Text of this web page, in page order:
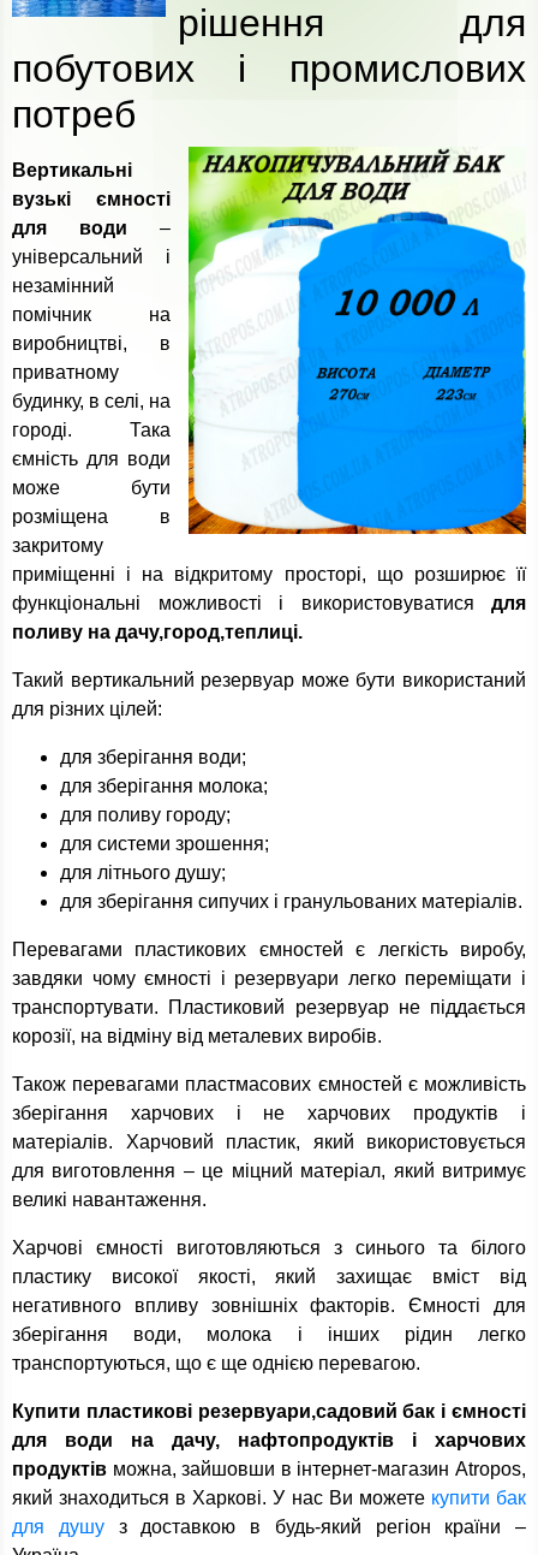
рішення для
побутових і промислових
потреб
Вертикальні
вузькі ємності
для води –
універсальний і
незамінний
помічник на
виробництві, в
приватному
будинку, в селі, на
городі. Така
ємність для води
може бути
розміщена в
закритому
приміщенні і на відкритому просторі, що розширює її
функціональні можливості і використовуватися для
поливу на дачу,город,теплиці.
Такий вертикальний резервуар може бути використаний
для різних цілей:
для зберігання води;
для зберігання молока;
для поливу городу;
для системи зрошення;
для літнього душу;
для зберігання сипучих і гранульованих матеріалів.
Перевагами пластикових ємностей є легкість виробу,
завдяки чому ємності і резервуари легко переміщати і
транспортувати. Пластиковий резервуар не піддається
корозії, на відміну від металевих виробів.
Також перевагами пластмасових ємностей є можливість
зберігання харчових і не харчових продуктів і
матеріалів. Харчовий пластик, який використовується
для виготовлення – це міцний матеріал, який витримує
великі навантаження.
Харчові ємності виготовляються з синього та білого
пластику високої якості, який захищає вміст від
негативного впливу зовнішніх факторів. Ємності для
зберігання води, молока і інших рідин легко
транспортуються, що є ще однією перевагою.
Купити пластикові резервуари,садовий бак і ємності
для води на дачу, нафтопродуктів і харчових
продуктів можна, зайшовши в інтернет-магазин Atropos,
який знаходиться в Харкові. У нас Ви можете купити бак
для душуз доставкою в будь-який регіон країни –